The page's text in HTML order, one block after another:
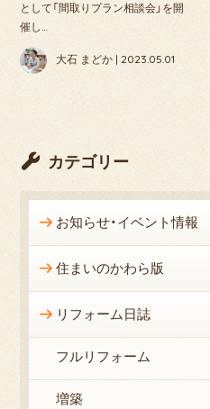
として「間取りプラン相談会」を開
催し…
大石 まどか | 2023.05.01
カテゴリー
お知らせ・イベント情報
住まいのかわら版
リフォーム日誌
フルリフォーム
増築